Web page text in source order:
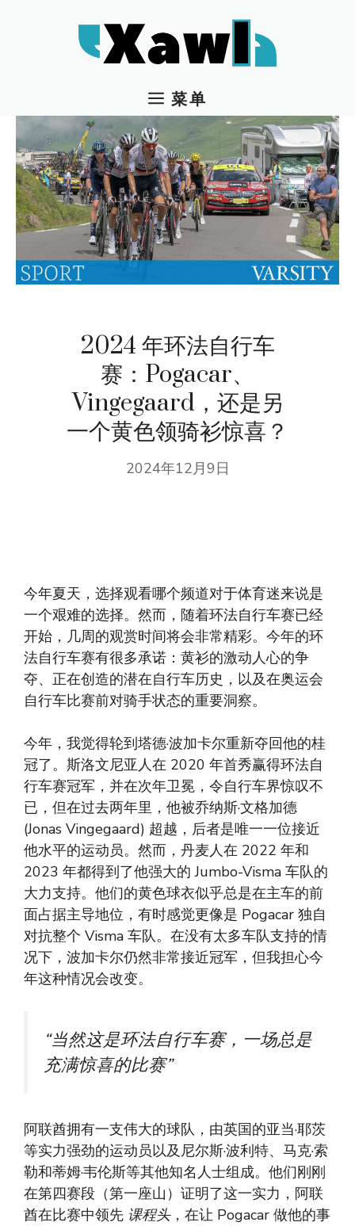
菜单
2024 年环法自行车
赛：Pogacar、
Vingegaard，还是另
一个黄色领骑衫惊喜？
2024年12月9日
今年夏天，选择观看哪个频道对于体育迷来说是
一个艰难的选择。然而，随着环法自行车赛已经
开始，几周的观赏时间将会非常精彩。今年的环
法自行车赛有很多承诺：黄衫的激动人心的争
夺、正在创造的潜在自行车历史，以及在奥运会
自行车比赛前对骑手状态的重要洞察。
今年，我觉得轮到塔德·波加卡尔重新夺回他的桂
冠了。斯洛文尼亚人在 2020 年首秀赢得环法自
行车赛冠军，并在次年卫冕，令自行车界惊叹不
已，但在过去两年里，他被乔纳斯·文格加德
(Jonas Vingegaard) 超越，后者是唯一一位接近
他水平的运动员。然而，丹麦人在 2022 年和
2023 年都得到了他强大的 Jumbo-Visma 车队的
大力支持。他们的黄色球衣似乎总是在主车的前
面占据主导地位，有时感觉更像是 Pogacar 独自
对抗整个 Visma 车队。在没有太多车队支持的情
况下，波加卡尔仍然非常接近冠军，但我担心今
年这种情况会改变。
“当然这是环法自行车赛，一场总是
充满惊喜的比赛”
阿联酋拥有一支伟大的球队，由英国的亚当·耶茨
等实力强劲的运动员以及尼尔斯·波利特、马克·索
勒和蒂姆·韦伦斯等其他知名人士组成。他们刚刚
在第四赛段（第一座山）证明了这一实力，阿联
酋在比赛中领先 课程头，在让 Pogacar 做他的事